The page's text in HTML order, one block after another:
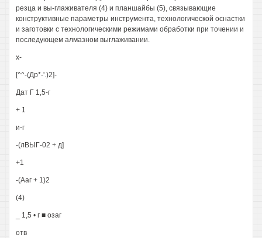
резца и вы-глаживателя (4) и планшайбы (5), связывающие
конструктивные параметры инструмента, технологической оснастки
и заготовки с технологическими режимами обработки при точении и
последующем алмазном выглаживании.
х-
[^^-(Др*-'.)2]-
Дат Г 1,5-г
+ 1
и-г
-(лВЫГ-02 + д]
+1
-(Ааг + 1)2
(4)
_ 1,5 • г ■ озаг
отв